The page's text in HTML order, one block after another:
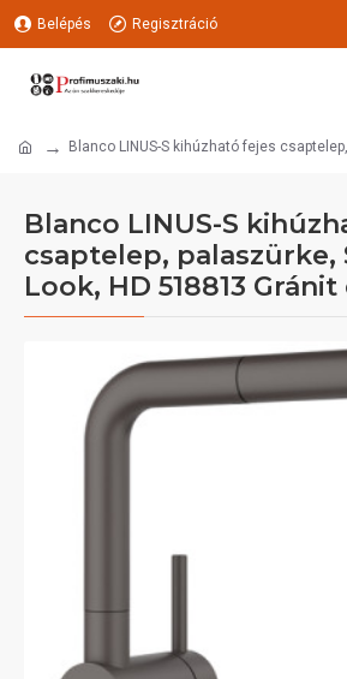
Belépés Regisztráció
Blanco LINUS-S kihúzható fejes
Blanco LINUS-S
csaptelep, palaszürke,
Look, HD 518813